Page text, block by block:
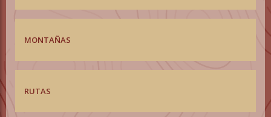
MONTAÑAS
RUTAS